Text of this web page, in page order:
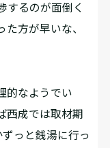
するのが面倒く
方が早いな、
的なようでい
西成では取材期
っと銭湯に行っ